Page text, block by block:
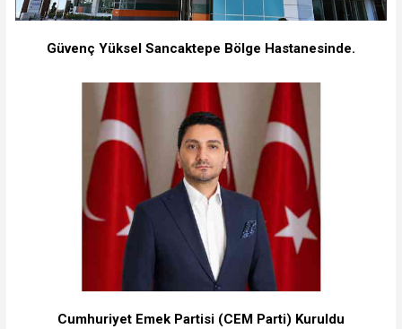
Güvenç Yüksel Sancaktepe Bölge Hastanesinde.
Cumhuriyet Emek Partisi (CEM Parti) Kuruldu